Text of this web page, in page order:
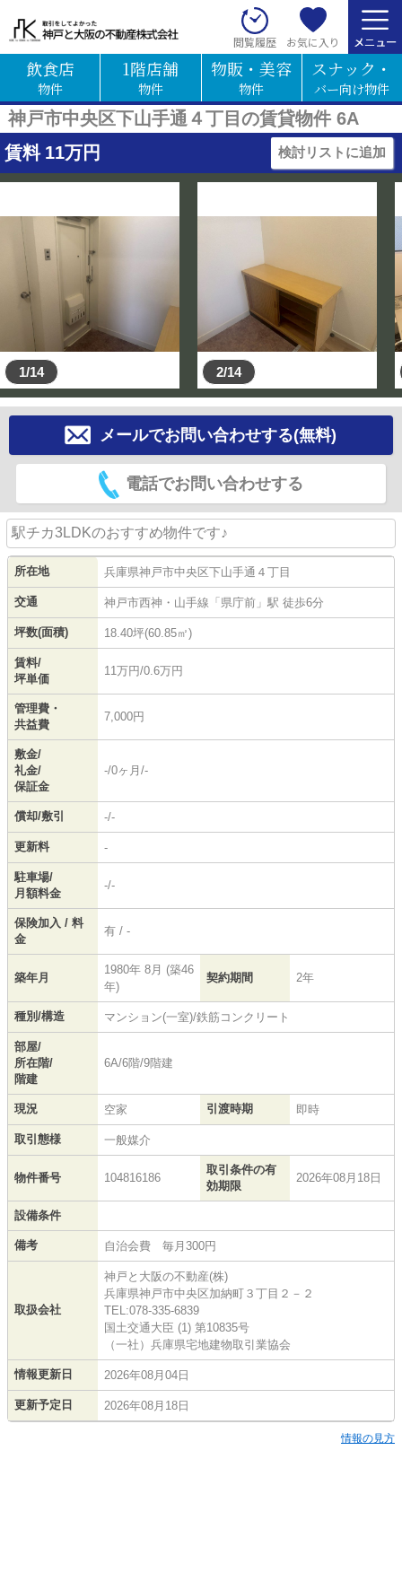
閲覧履歴 お気に入り
飲食店
物件
1階店舗
物件
物販・美容
物件
スナック・
バー向け物件
神戸市中央区下山手通４丁目の賃貸物件 6A
賃料 11万円 検討リストに追加
1/14 2/14
メールでお問い合わせする(無料)
電話でお問い合わせする
駅チカ3LDKのおすすめ物件です♪
所在地 兵庫県神戸市中央区下山手通 ４丁目
交通 神戸市西神・山手線 「 県庁前 」駅 徒歩6分
坪数(面積) 18.40坪(60.85㎡)
賃料/
坪単価
11万円/0.6万円
管理費・
共益費
7,000円
敷金/
礼金/
保証金
-/0ヶ月/-
償却/敷引 -/-
更新料 -
駐車場/
月額料金
-/-
保険加入 / 料
金
有 / -
築年月
1980年 8月 (築46
年)
契約期間 2年
種別/構造 マンション(一室)/鉄筋コンクリート
部屋/
所在階/
階建
6A/6階/9階建
現況 空家 引渡時期 即時
取引態様 一般媒介
物件番号 104816186
取引条件の有
効期限
2026年08月18日
設備条件
備考 自治会費 毎月300円
取扱会社
神戸と大阪の不動産(株)
兵庫県神戸市中央区加納町３丁目２－２
TEL:078-335-6839
国土交通大臣 (1) 第10835号
（一社）兵庫県宅地建物取引業協会
情報更新日 2026年08月04日
更新予定日 2026年08月18日
情報の見方